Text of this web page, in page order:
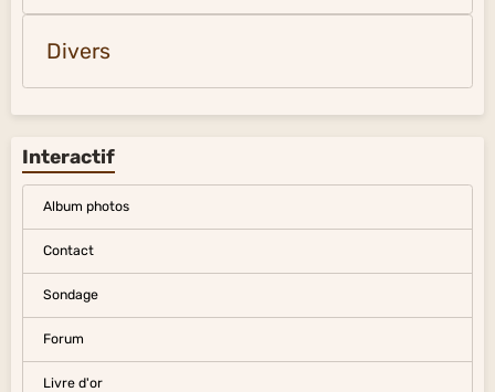
Divers
Interactif
Album photos
Contact
Sondage
Forum
Livre d'or